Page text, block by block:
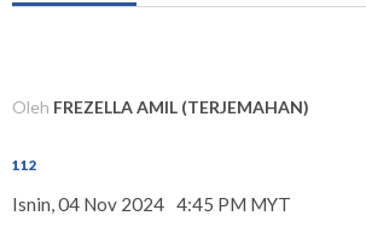
Oleh FREZELLA AMIL (TERJEMAHAN)
112
Isnin, 04 Nov 2024 4:45 PM MYT